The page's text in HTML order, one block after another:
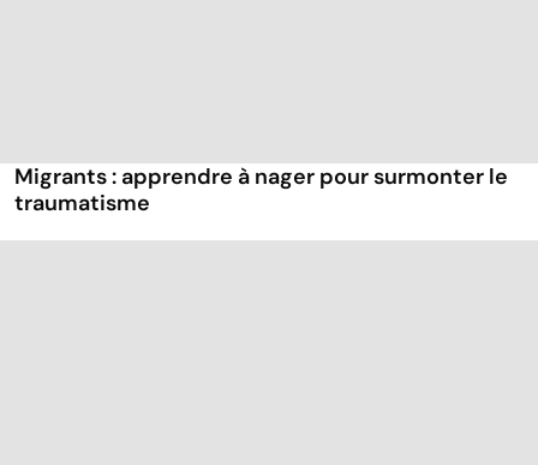
Migrants : apprendre à nager pour surmonter le
traumatisme